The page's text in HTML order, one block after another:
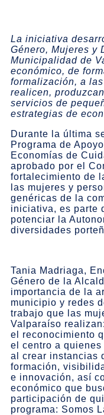
La iniciativa
Género, Mujeres y
Municipalidad de
económico, de
formalización, a
realicen,
servicios de
estrategias de
Durante la última
Programa de
Economías de
aprobado por el
fortalecimiento de
las mujeres y
genéricas de la
iniciativa, es parte
potenciar la
diversidades
Tania Madriaga,
Género de la
importancia de la
municipio y redes
trabajo que las
Valparaíso
el reconocimiento
el centro a
al crear instancias
formación,
e innovación, así
económico que
participación de
programa: Somos